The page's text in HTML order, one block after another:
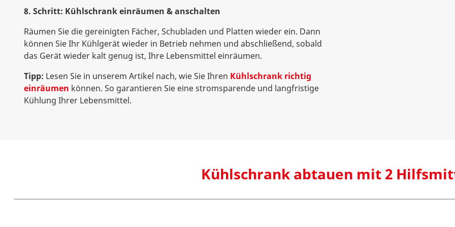
8. Schritt: Kühlschrank einräumen & anschalten
Räumen Sie die gereinigten Fächer, Schubladen und Platten wieder ein. Dann
können Sie Ihr Kühlgerät wieder in Betrieb nehmen und abschließend, sobald
das Gerät wieder kalt genug ist, Ihre Lebensmittel einräumen.
Tipp: Lesen Sie in unserem Artikel nach, wie Sie Ihren Kühlschrank richtig
einräumen können. So garantieren Sie eine stromsparende und langfristige
Kühlung Ihrer Lebensmittel.
Kühlschrank abtauen mit 2